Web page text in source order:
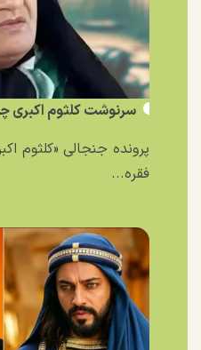
سرنوشت کلثوم اکبری
فقره...